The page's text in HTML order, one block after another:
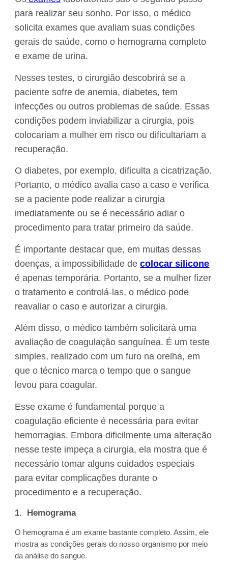
para realizar seu sonho. Por isso, o médico
solicita exames que avaliam suas condições
gerais de saúde, como o hemograma completo
e exame de urina.
Nesses testes, o cirurgião descobrirá se a
paciente sofre de anemia, diabetes, tem
infecções ou outros problemas de saúde. Essas
condições podem inviabilizar a cirurgia, pois
colocariam a mulher em risco ou dificultariam a
recuperação.
O diabetes, por exemplo, dificulta a cicatrização.
Portanto, o médico avalia caso a caso e verifica
se a paciente pode realizar a cirurgia
imediatamente ou se é necessário adiar o
procedimento para tratar primeiro da saúde.
É importante destacar que, em muitas dessas
doenças, a impossibilidade decolocar silicone
é apenas temporária. Portanto, se a mulher fizer
o tratamento e controlá-las, o médico pode
reavaliar o caso e autorizar a cirurgia.
Além disso, o médico também solicitará uma
avaliação de coagulação sanguínea. É um teste
simples, realizado com um furo na orelha, em
que o técnico marca o tempo que o sangue
levou para coagular.
Esse exame é fundamental porque a
coagulação eficiente é necessária para evitar
hemorragias. Embora dificilmente uma alteração
nesse teste impeça a cirurgia, ela mostra que é
necessário tomar alguns cuidados especiais
para evitar complicações durante o
procedimento e a recuperação.
1. Hemograma
O hemograma é um exame bastante completo. Assim, ele
mostra as condições gerais do nosso organismo por meio
da análise do sangue.